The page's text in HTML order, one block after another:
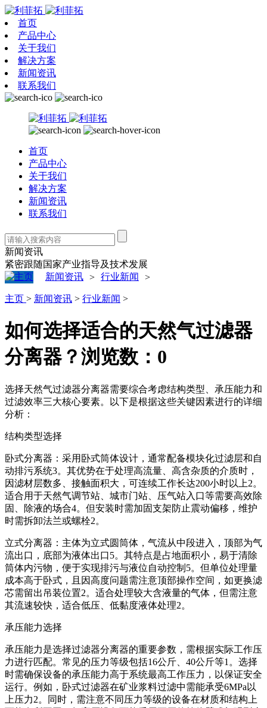
首页
产品中心
关于我们
解决方案
新闻资讯
联系我们
首页
产品中心
关于我们
解决方案
新闻资讯
联系我们
新闻资讯
紧密跟随国家产业指导及技术发展
新闻资讯 > 行业新闻 >
主页 > 新闻资讯 > 行业新闻 >
如何选择适合的天然气过滤器
分离器？浏览数： 0
选择天然气过滤器分离器需要综合考虑结构类型、承压能力和
过滤效率三大核心要素。以下是根据这些关键因素进行的详细
分析：
结构类型选择
‌卧式分离器‌：采用卧式筒体设计，通常配备模块化过滤层和自
动排污系统‌3。其优势在于处理高流量、高含杂质的介质时，
因滤材层数多、接触面积大，可连续工作长达200小时以上‌2。
适合用于天然气调节站、城市门站、压气站入口等需要高效除
固、除液的场合‌4。但安装时需加固支架防止震动偏移，维护
时需拆卸法兰或螺栓‌2。
‌立式分离器‌：主体为立式圆筒体，气流从中段进入，顶部为气
流出口，底部为液体出口‌5。其特点是占地面积小，易于清除
筒体内污物，便于实现排污与液位自动控制‌5。但单位处理量
成本高于卧式，且因高度问题需注意顶部操作空间，如更换滤
芯需留出吊装位置‌2。适合处理较大含液量的气体，但需注意
其流速较快，适合低压、低黏度液体处理‌2。
承压能力选择
承压能力是选择过滤器分离器的重要参数，需根据实际工作压
力进行匹配。常见的压力等级包括16公斤、40公斤等‌1。选择
时需确保设备的承压能力高于系统最高工作压力，以保证安全
运行。例如，卧式过滤器在矿业浆料过滤中需能承受6MPa以
上压力‌2。同时，需注意不同压力等级的设备在材质和结构上